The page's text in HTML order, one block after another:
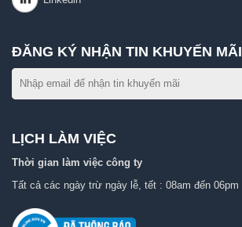
ĐĂNG KÝ NHẬN TIN KHUYẾN MÃI
LỊCH LÀM VIỆC
Thời gian làm việc công ty
Tất cả các ngày trừ ngày lễ, tết : 08am đến 06pm